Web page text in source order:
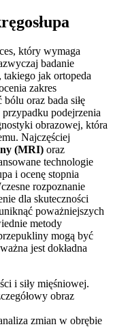
który wymaga
badanie
takiego jak ortopeda
zakres
oraz bada siłę
podejrzenia
obrazowej, która
Najczęściej
(MRI) oraz
technologie
i ocenę stopnia
rozpoznanie
dla skuteczności
poważniejszych
metody
mogą być
jest dokładna
i siły mięśniowej.
obraz
zmian w obrębie